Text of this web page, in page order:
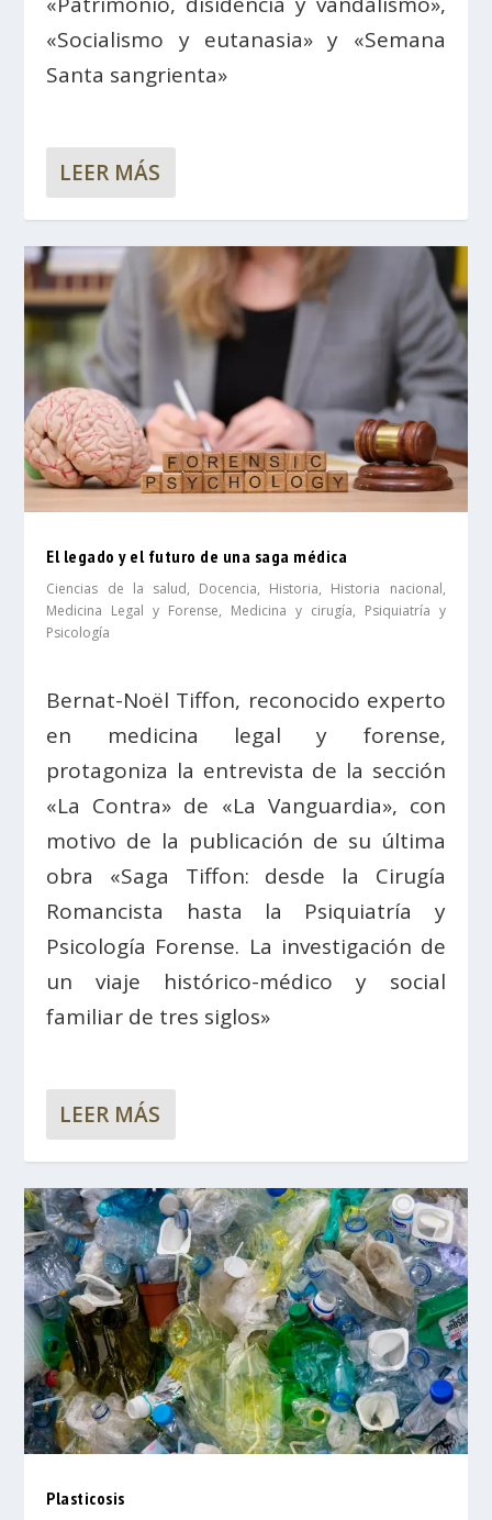
«Socialismo y eutanasia» y «Semana
Santa sangrienta»
LEER MÁS
El legado y el futuro de una saga médica
Ciencias de la salud, Docencia, Historia, Historia nacional,
Medicina Legal y Forense, Medicina y cirugía, Psiquiatría y
Psicología
Bernat-Noël Tiffon, reconocido experto
en medicina legal y forense,
protagoniza la entrevista de la sección
«La Contra» de «La Vanguardia», con
motivo de la publicación de su última
obra «Saga Tiffon: desde la Cirugía
Romancista hasta la Psiquiatría y
Psicología Forense. La investigación de
un viaje histórico-médico y social
familiar de tres siglos»
LEER MÁS
Plasticosis